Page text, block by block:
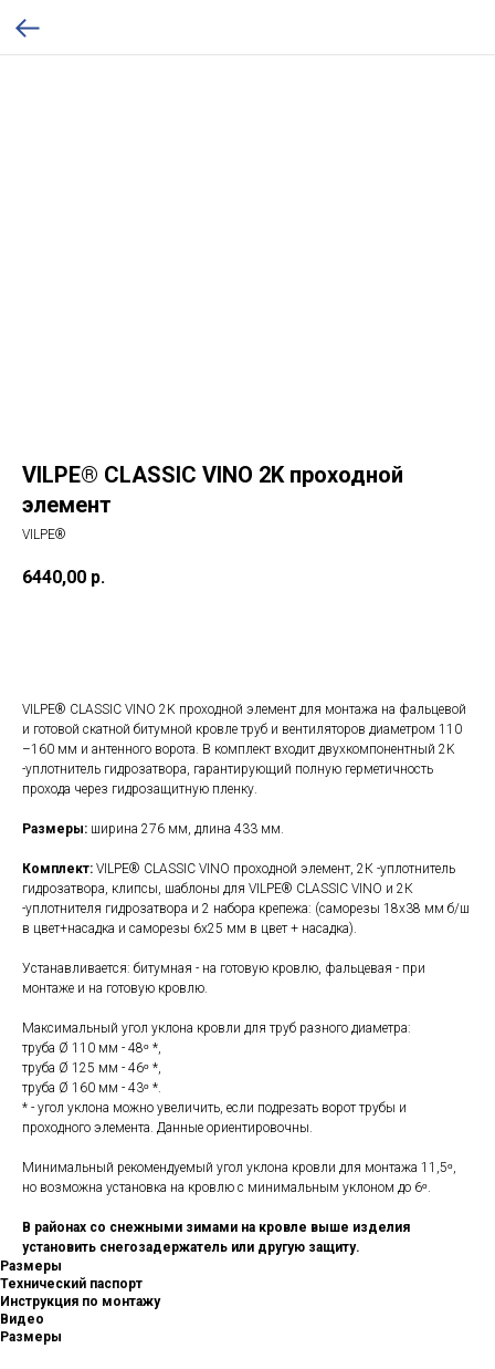
VILPE® CLASSIC VINO 2K проходной
элемент
VILPE®
6440,00 р.
VILPE® CLASSIC VINO 2K проходной элемент для монтажа на фальцевой
и готовой скатной битумной кровле труб и вентиляторов диаметром 110
–160 мм и антенного ворота. В комплект входит двухкомпонентный 2K
-уплотнитель гидрозатвора, гарантирующий полную герметичность
прохода через гидрозащитную пленку.
Размеры: ширина 276 мм, длина 433 мм.
Комплект: VILPE® CLASSIC VINO проходной элемент, 2К -уплотнитель
гидрозатвора, клипсы, шаблоны для VILPE® CLASSIC VINO и 2К
-уплотнителя гидрозатвора и 2 набора крепежа: (саморезы 18х38 мм б/ш
в цвет+насадка и саморезы 6x25 мм в цвет + насадка).
Устанавливается: битумная - на готовую кровлю, фальцевая - при
монтаже и на готовую кровлю.
Максимальный угол уклона кровли для труб разного диаметра:
труба Ø 110 мм - 48ᵒ *,
труба Ø 125 мм - 46ᵒ *,
труба Ø 160 мм - 43ᵒ *.
* - угол уклона можно увеличить, если подрезать ворот трубы и
проходного элемента. Данные ориентировочны.
Минимальный рекомендуемый угол уклона кровли для монтажа 11,5ᵒ,
но возможна установка на кровлю с минимальным уклоном до 6ᵒ.
В районах со снежными зимами на кровле выше изделия
установить снегозадержатель или другую защиту.
Размеры
Технический паспорт
Инструкция по монтажу
Видео
Размеры